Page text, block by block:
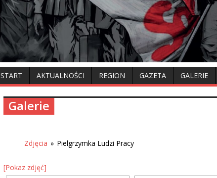
START AKTUALNOŚCI REGION GAZETA GALERIE
Galerie
Zdjęcia » Pielgrzymka Ludzi Pracy
[Pokaz zdjęć]